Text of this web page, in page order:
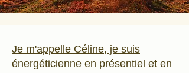
Je m'appelle Céline, je suis
énergéticienne en présentiel et en